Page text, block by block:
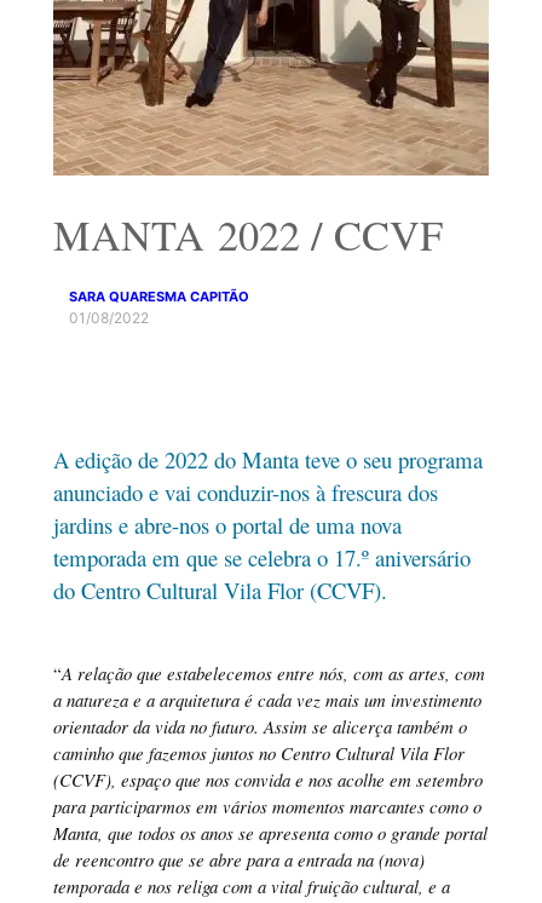
MANTA 2022 / CCVF
SARA QUARESMA CAPITÃO
01/08/2022
A edição de 2022 do Manta teve o seu programa
anunciado e vai conduzir-nos à frescura dos
jardins e abre-nos o portal de uma nova
temporada em que se celebra o 17.º aniversário
do Centro Cultural Vila Flor (CCVF).
“A relação que estabelecemos entre nós, com as artes, com
a natureza e a arquitetura é cada vez mais um investimento
orientador da vida no futuro. Assim se alicerça também o
caminho que fazemos juntos no Centro Cultural Vila Flor
(CCVF), espaço que nos convida e nos acolhe em setembro
para participarmos em vários momentos marcantes como o
Manta, que todos os anos se apresenta como o grande portal
de reencontro que se abre para a entrada na (nova)
temporada e nos religa com a vital fruição cultural, e a